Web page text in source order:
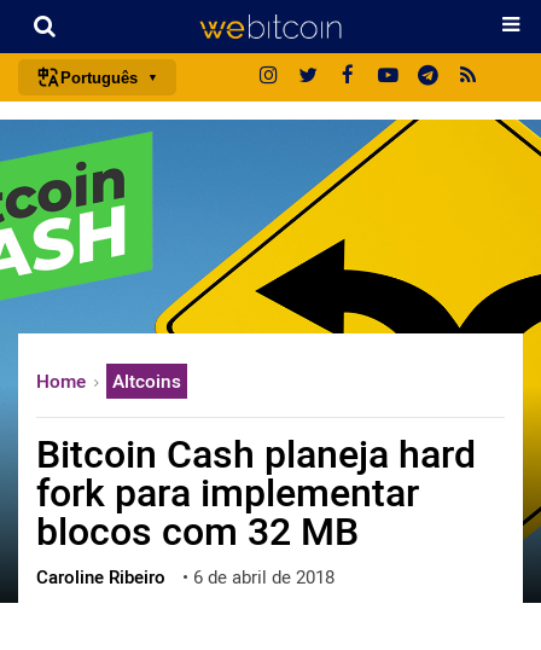
Português
english
español
français
italiano
中文
한국어
العربية
ไทย
ქართული
Home Altcoins
Bitcoin Cash planeja hard
fork para implementar
blocos com 32 MB
Caroline Ribeiro • 6 de abril de 2018